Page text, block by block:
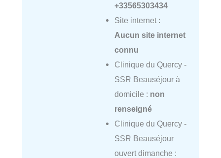
+33565303434
Site internet :
Aucun site internet
connu
Clinique du Quercy -
SSR Beauséjour à
domicile : non
renseigné
Clinique du Quercy -
SSR Beauséjour
ouvert dimanche :